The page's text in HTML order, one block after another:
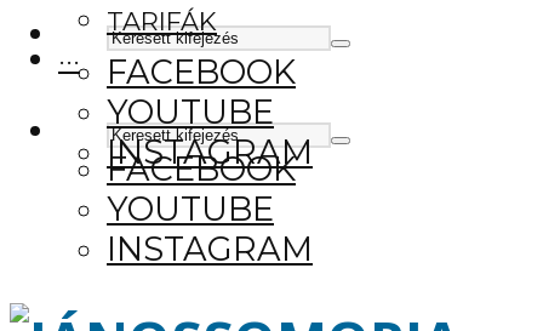
FACEBOOK
YOUTUBE
INSTAGRAM
TARIFÁK
···
FACEBOOK
YOUTUBE
INSTAGRAM